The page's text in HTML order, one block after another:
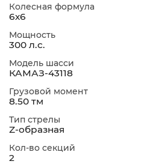
Колесная формула
6х6
Мощность
300 л.с.
Модель шасси
КАМАЗ-43118
Грузовой момент
8.50 тм
Тип стрелы
Z-образная
Кол-во секций
2